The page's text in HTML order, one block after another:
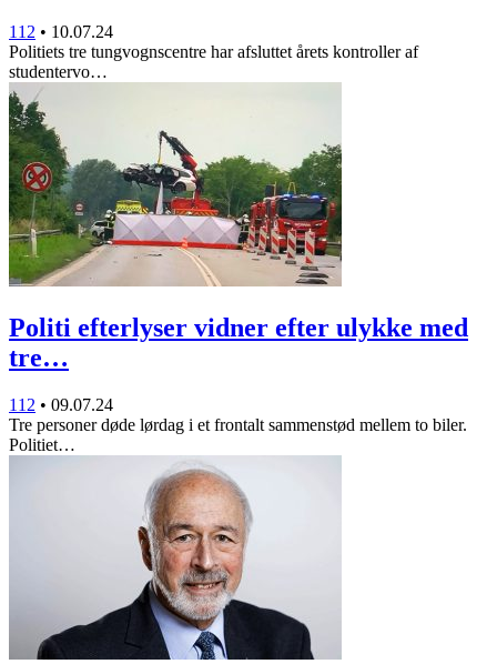
112 • 10.07.24
Politiets tre tungvognscentre har afsluttet årets kontroller af
studentervo…
Politi efterlyser vidner efter ulykke med
tre…
112 • 09.07.24
Tre personer døde lørdag i et frontalt sammenstød mellem to biler.
Politiet…